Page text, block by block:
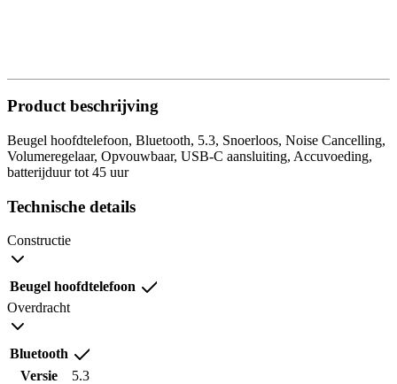
Product beschrijving
Beugel hoofdtelefoon, Bluetooth, 5.3, Snoerloos, Noise Cancelling,
Volumeregelaar, Opvouwbaar, USB-C aansluiting, Accuvoeding,
batterijduur tot 45 uur
Technische details
Constructie
Beugel hoofdtelefoon
Overdracht
Bluetooth
Versie
5.3